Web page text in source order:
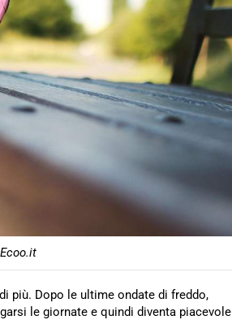
più. Dopo le ultime ondate di freddo,
le giornate e quindi diventa piacevole